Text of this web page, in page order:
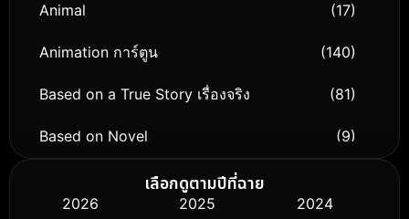
Animal (17)
Animation การ์ตูน (140)
Based on a True Story เรื่องจริง (81)
Based on Novel (9)
Biography ชีวิตจริงเลือกดูตามปีที่ฉาย
2026 2025
2024